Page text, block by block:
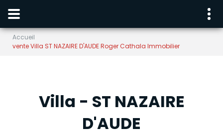
Accueil
vente Villa ST NAZAIRE D'AUDE Roger Cathala Immobilier
Villa - ST NAZAIRE
D'AUDE